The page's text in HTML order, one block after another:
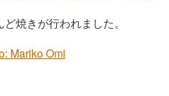
焼きが行われました。